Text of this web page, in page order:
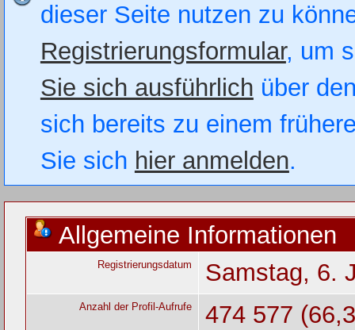
dieser Seite nutzen zu
Registrierungsformular, um
Sie sich ausführlich über
sich bereits zu einem
Sie sich hier anmelden.
Allgemeine Informationen
Registrierungsdatum Samstag, 6.
Anzahl der Profil-Aufrufe 474 577